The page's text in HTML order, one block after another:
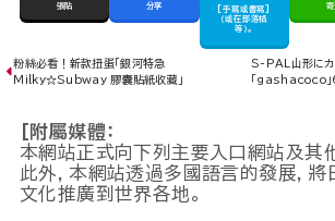
張貼 分享
[手寫或書寫]
（或在部落格
等）。
寄
粉絲必看！新款扭蛋「銀河特急
Milky☆Subway 膠囊貼紙收藏」
S-PAL山形にカ
「gashacoco
[附屬媒體：
本網站正式向下列主要入口網站及其
此外，本網站透過多國語言的發展，
文化推廣到世界各地。